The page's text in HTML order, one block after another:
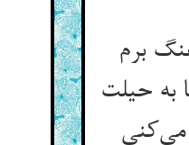
برم
حیلت